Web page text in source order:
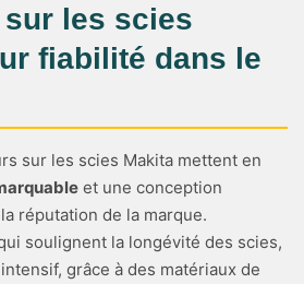
les scies
fiabilité dans le
sur les scies Makita mettent en
et une conception
réputation de la marque.
soulignent la longévité des scies,
grâce à des matériaux de